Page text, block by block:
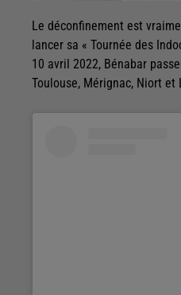
Le déconfinement est
lancer sa « Tournée des
10 avril 2022, Bénabar
Toulouse, Mérignac, Niort et